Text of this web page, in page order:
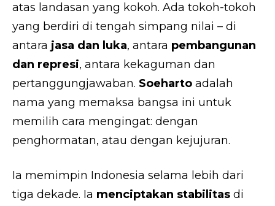
atas landasan yang kokoh. Ada tokoh-tokoh
yang berdiri di tengah simpang nilai – di
antara jasa dan luka, antara pembangunan
dan represi, antara kekaguman dan
pertanggungjawaban. Soeharto adalah
nama yang memaksa bangsa ini untuk
memilih cara mengingat: dengan
penghormatan, atau dengan kejujuran.
Ia memimpin Indonesia selama lebih dari
tiga dekade. Ia menciptakan stabilitas di